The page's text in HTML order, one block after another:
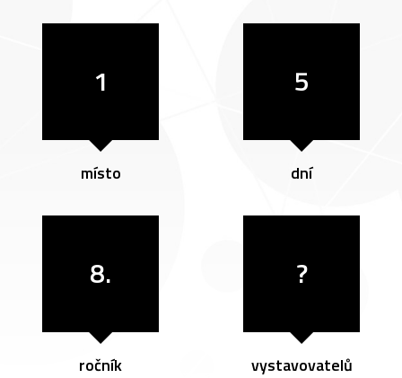
1
místo
5
dní
8.
ročník
?
vystavovatelů